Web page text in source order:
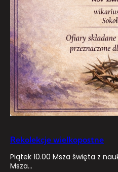
Rekolekcje wielkopostne
Piątek 10.00 Msza święta z
Msza…